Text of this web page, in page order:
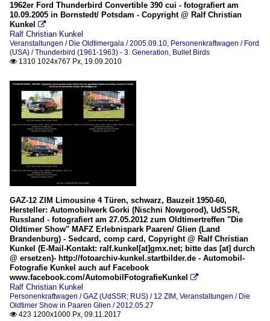
1962er Ford Thunderbird Convertible 390 cui - fotografiert am
10.09.2005 in Bornstedt/ Potsdam - Copyright @ Ralf Christian
Kunkel

Ralf Christian Kunkel
Veranstaltungen / Die Oldtimergala / 2005.09.10, Personenkraftwagen / Ford
(USA) / Thunderbird (1961-1963) - 3. Generation, Bullet Birds
 1310 1024x767 Px, 19.09.2010
GAZ-12 ZIM Limousine 4 Türen, schwarz, Bauzeit 1950-60,
Hersteller: Automobilwerk Gorki (Nischni Nowgorod), UdSSR,
Russland - fotografiert am 27.05.2012 zum Oldtimertreffen "Die
Oldtimer Show" MAFZ Erlebnispark Paaren/ Glien (Land
Brandenburg) - Sedcard, comp card, Copyright @ Ralf Christian
Kunkel (E-Mail-Kontakt: ralf.kunkel[at]gmx.net; bitte das [at] durch
@ ersetzen)- http://fotoarchiv-kunkel.startbilder.de - Automobil-
Fotografie Kunkel auch auf Facebook
www.facebook.com/AutomobilFotografieKunkel

Ralf Christian Kunkel
Personenkraftwagen / GAZ (UdSSR; RUS) / 12 ZIM , Veranstaltungen / Die
Oldtimer Show in Paaren Glien / 2012.05.27
 423 1200x1000 Px, 09.11.2017